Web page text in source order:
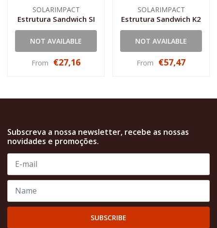
SOLARIMPACT
Estrutura Sandwich SI
NOT AVAILABLE
From €27,16
SOLARIMPACT
Estrutura Sandwich K2
NOT AVAILABLE
From €57,47
Subscreva a nossa newsletter, recebe as nossas
novidades e promoções.
SUBSCRIBE